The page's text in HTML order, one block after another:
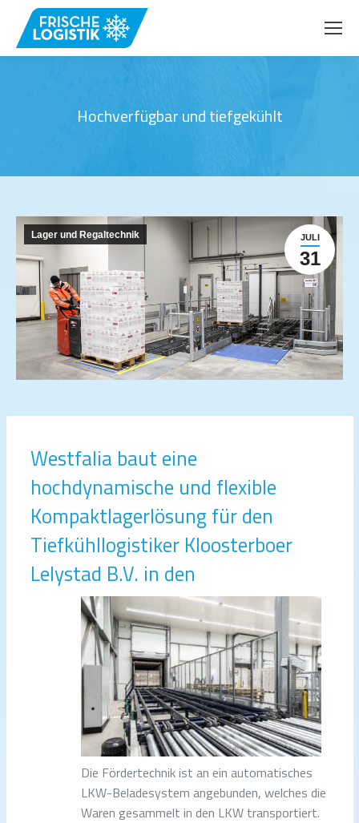
Hochverfügbar und tiefgekühlt
JULI
31
Lager und Regaltechnik
Westfalia baut eine
hochdynamische und flexible
Kompaktlagerlösung für den
Tiefkühllogistiker Kloosterboer
Lelystad B.V. in den
Die Fördertechnik ist an ein automatisches
LKW-Beladesystem angebunden, welches die
Waren gesammelt in den LKW transportiert.